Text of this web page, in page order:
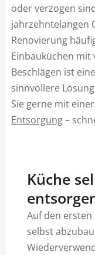
oder verzogen
jahrzehntelangen
Renovierung
Einbauküchen
Beschlägen ist
sinnvollere
Sie gerne mit
Entsorgung–
Küche
Auf den ersten
selbst